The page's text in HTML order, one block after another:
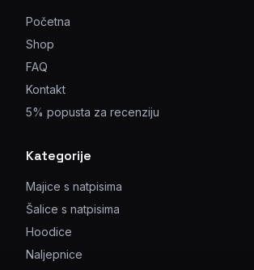
Početna
Shop
FAQ
Kontakt
5% popusta za recenziju
Kategorije
Majice s natpisima
Šalice s natpisima
Hoodice
Naljepnice